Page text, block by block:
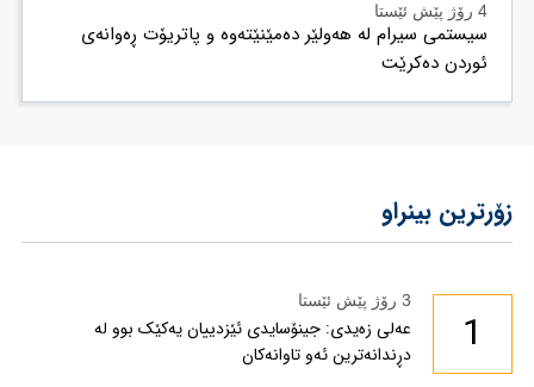
4 رۆژ پێش ئێستا
سیستمی سیرام لە هەولێر دەمێنێتەوە و پاتریۆت ڕەوانەی
ئوردن دەکرێت
زۆرترین بینراو
1
3 رۆژ پێش ئێستا
عەلی زەیدی: جینۆسایدی ئێزدییان یەکێک بوو لە
دڕندانەترین ئەو تاوانەکان